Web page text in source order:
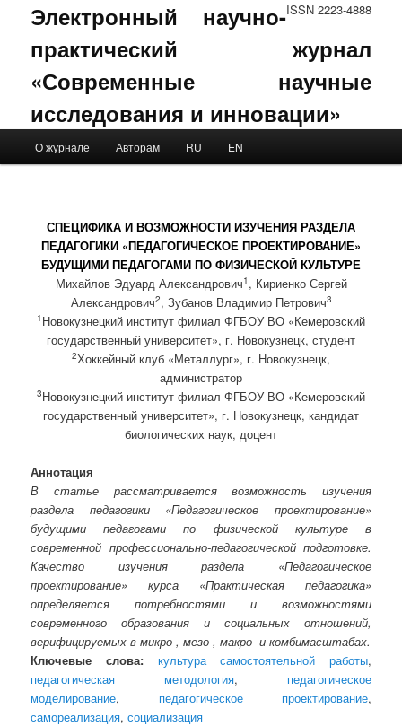
ISSN 2223-4888
Электронный научно-
практический журнал
«Современные научные
исследования и инновации»
Skip to primary content
Skip to secondary content
О журнале Авторам RU EN
СПЕЦИФИКА И ВОЗМОЖНОСТИ ИЗУЧЕНИЯ РАЗДЕЛА
ПЕДАГОГИКИ «ПЕДАГОГИЧЕСКОЕ ПРОЕКТИРОВАНИЕ»
БУДУЩИМИ ПЕДАГОГАМИ ПО ФИЗИЧЕСКОЙ КУЛЬТУРЕ
Михайлов Эдуард Александрович1 , Кириенко Сергей
Александрович2, Зубанов Владимир Петрович3
1 Новокузнецкий институт филиал ФГБОУ ВО «Кемеровский
государственный университет», г. Новокузнецк, студент
2Хоккейный клуб «Металлург», г. Новокузнецк,
администратор
3Новокузнецкий институт филиал ФГБОУ ВО «Кемеровский
государственный университет», г. Новокузнецк, кандидат
биологических наук, доцент
Аннотация
В статье рассматривается возможность изучения
раздела педагогики «Педагогическое проектирование»
будущими педагогами по физической культуре в
современной профессионально-педагогической подготовке.
Качество изучения раздела «Педагогическое
проектирование» курса «Практическая педагогика»
определяется потребностями и возможностями
современного образования и социальных отношений,
верифицируемых в микро-, мезо-, макро- и комбимасштабах.
Ключевые слова:
культура самостоятельной работы,
педагогическая методология, педагогическое
моделирование, педагогическое проектирование,
самореализация,социализация